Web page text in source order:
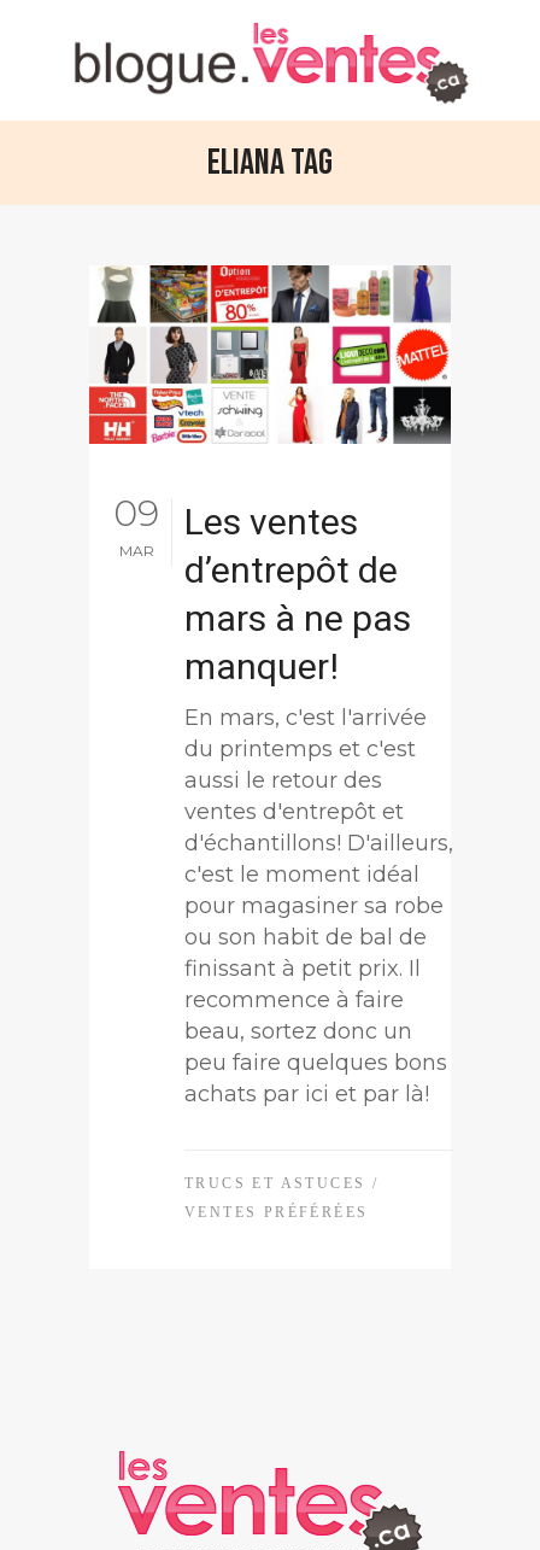
Eliana Tag
09
MAR
Les ventes
d’entrepôt de
mars à ne pas
manquer!
En mars, c'est l'arrivée
du printemps et c'est
aussi le retour des
ventes d'entrepôt et
d'échantillons! D'ailleurs,
c'est le moment idéal
pour magasiner sa robe
ou son habit de bal de
finissant à petit prix. Il
recommence à faire
beau, sortez donc un
peu faire quelques bons
achats par ici et par là!
TRUCS ET ASTUCES
/
VENTES PRÉFÉRÉES